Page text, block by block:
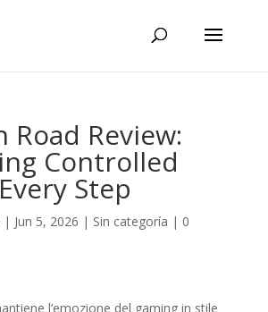
Road Review:
Controlled
Step
| Jun 5, 2026 | Sin categoría | 0
l’emozione del gaming in stile